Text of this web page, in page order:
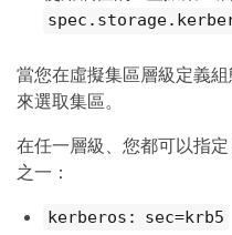
當您在虛擬集區層級定義
來選取集區。
在任一層級、您都可以指
之一：
kerberos: sec=krb5